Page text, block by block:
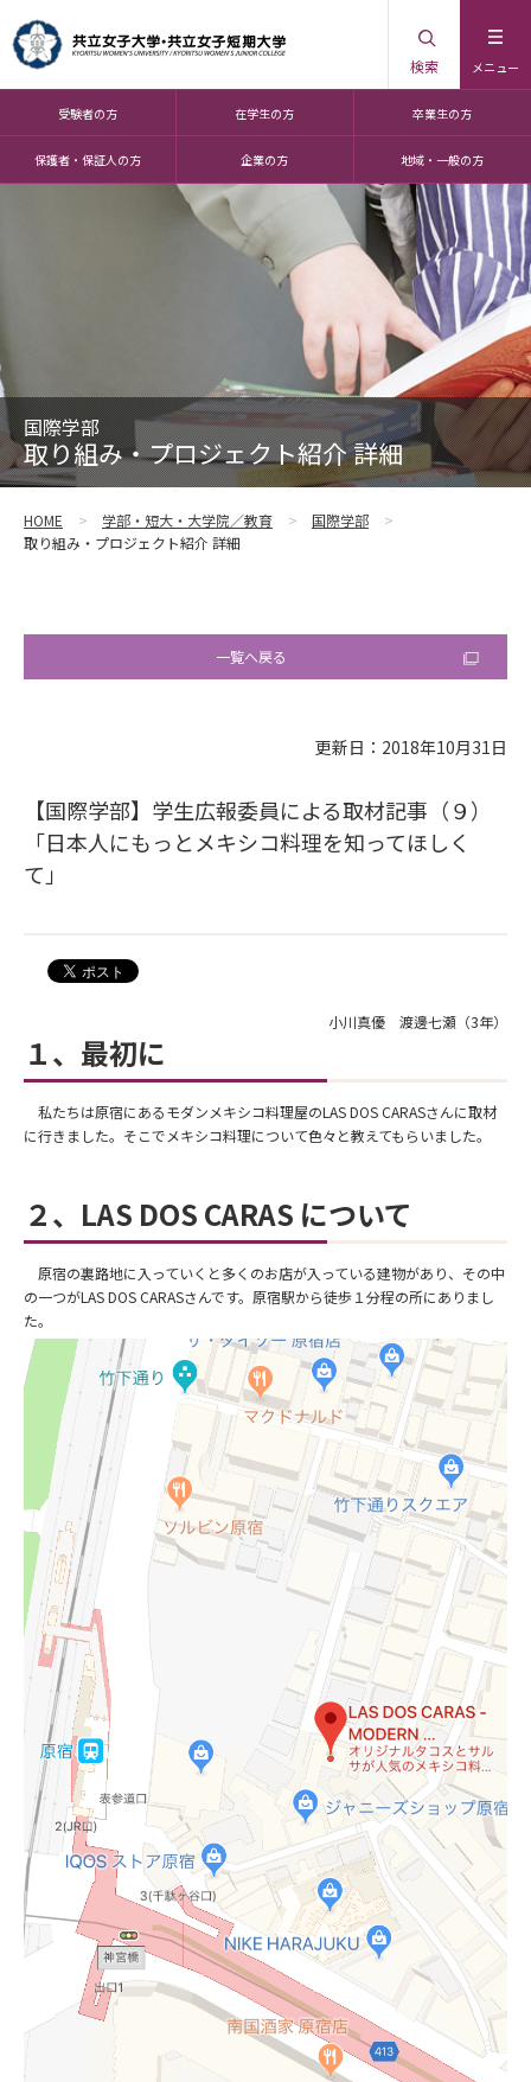
メニュー
検索
受験者の方 在学生の方 卒業生の方
保護者・保証人の方 企業の方 地域・一般の方
国際学部
取り組み・プロジェクト紹介 詳細
HOME 学部・短大・大学院／教育
国際学部
取り組み・プロジェクト紹介 詳細
一覧へ戻る
更新日：2018年10月31日
【国際学部】学生広報委員による取材記事（９）
「日本人にもっとメキシコ料理を知ってほしく
て」
小川真優 渡邊七瀬（3年）
１、最初に
私たちは原宿にあるモダンメキシコ料理屋のLAS DOS CARASさんに取材
に行きました。そこでメキシコ料理について色々と教えてもらいました。
２、LAS DOS CARAS について
原宿の裏路地に入っていくと多くのお店が入っている建物があり、その中
の一つがLAS DOS CARASさんです。原宿駅から徒歩１分程の所にありまし
た。